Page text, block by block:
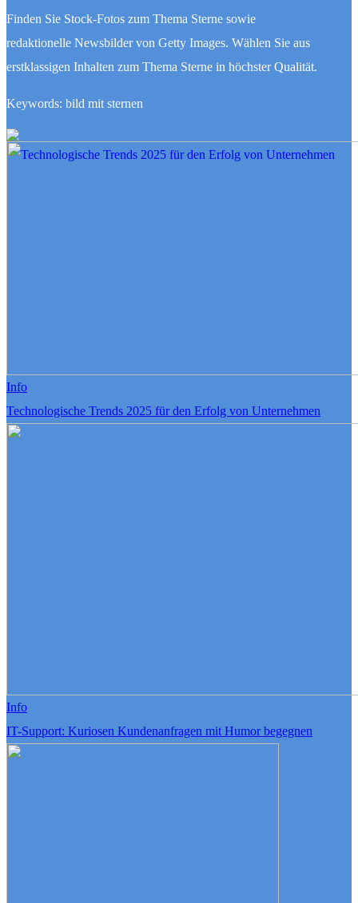
Finden Sie Stock-Fotos zum Thema Sterne sowie
redaktionelle Newsbilder von Getty Images. Wählen Sie aus
erstklassigen Inhalten zum Thema Sterne in höchster Qualität.
Keywords: bild mit sternen
Info
Technologische Trends 2025 für den Erfolg von Unternehmen
Info
IT-Support: Kuriosen Kundenanfragen mit Humor begegnen